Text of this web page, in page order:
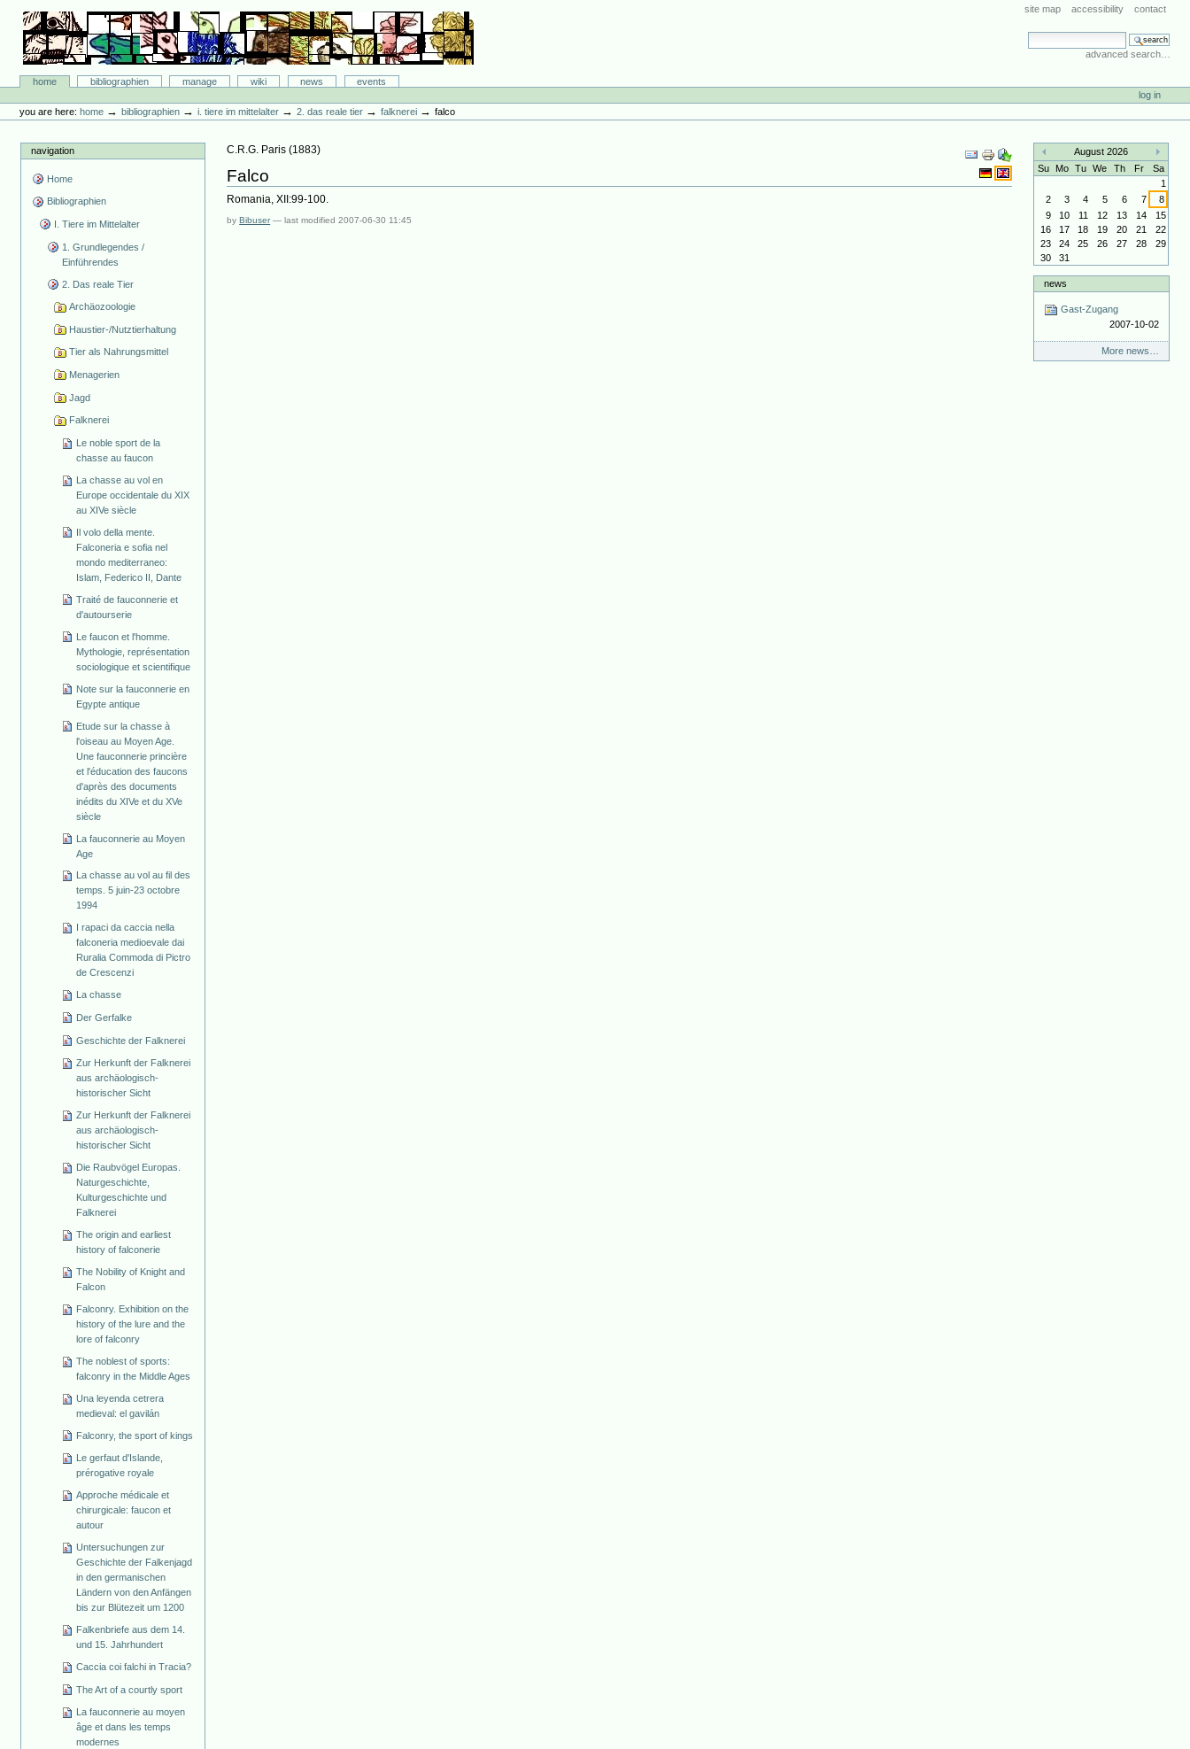
content.
navigation
site map accessibility contact
search site
advanced search…
Bibliographie-Portal
Sectionshome bibliographien manage wiki news
events
tools
log in
you are here: home →bibliographien →i. tiere im mittelalter →2. das reale tier →falknerei →falco
navigation
Home
Bibliographien
I. Tiere im Mittelalter
1. Grundlegendes /
Einführendes
2. Das reale Tier
Archäozoologie
Haustier-/Nutztierhaltung
Tier als Nahrungsmittel
Menagerien
Jagd
Falknerei
Le noble sport de la
chasse au faucon
La chasse au vol en
Europe occidentale du XIX
au XIVe siècle
Il volo della mente.
Falconeria e sofia nel
mondo mediterraneo:
Islam, Federico II, Dante
Traité de fauconnerie et
d'autourserie
Le faucon et l'homme.
Mythologie, représentation
sociologique et scientifique
Note sur la fauconnerie en
Egypte antique
Etude sur la chasse à
l'oiseau au Moyen Age.
Une fauconnerie princière
et l'éducation des faucons
d'après des documents
inédits du XIVe et du XVe
siècle
La fauconnerie au Moyen
Age
La chasse au vol au fil des
temps. 5 juin-23 octobre
1994
I rapaci da caccia nella
falconeria medioevale dai
Ruralia Commoda di Pictro
de Crescenzi
La chasse
Der Gerfalke
Geschichte der Falknerei
Zur Herkunft der Falknerei
aus archäologisch-
historischer Sicht
Zur Herkunft der Falknerei
aus archäologisch-
historischer Sicht
Die Raubvögel Europas.
Naturgeschichte,
Kulturgeschichte und
Falknerei
The origin and earliest
history of falconerie
The Nobility of Knight and
Falcon
Falconry. Exhibition on the
history of the lure and the
lore of falconry
The noblest of sports:
falconry in the Middle Ages
Una leyenda cetrera
medieval: el gavilán
Falconry, the sport of kings
Le gerfaut d'Islande,
prérogative royale
Approche médicale et
chirurgicale: faucon et
autour
Untersuchungen zur
Geschichte der Falkenjagd
in den germanischen
Ländern von den Anfängen
bis zur Blütezeit um 1200
Falkenbriefe aus dem 14.
und 15. Jahrhundert
Caccia coi falchi in Tracia?
The Art of a courtly sport
La fauconnerie au moyen
âge et dans les temps
modernes
Document
Actions
C.R.G. Paris (1883)
Falco
Romania, XII:99-100.
byBibuser —last modified2007-06-30 11:45
«
August 2026
»
Su Mo Tu We Th Fr
Sa
1
2
3 4 5 6 7
8
9
10 11 12 13 14
15
16
17 18 19 20 21
22
23
24 25 26 27 28
29
30
31
news
Gast-Zugang
2007-10-02
More news…